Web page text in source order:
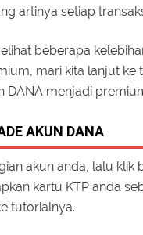
artinya setiap
beberapa
mari kita lanjut ke
DANA menjadi
AKUN DANA
akun anda, lalu klik
kartu KTP anda
tutorialnya.